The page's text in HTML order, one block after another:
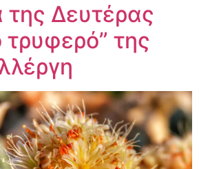
της Δευτέρας
τρυφερό” της